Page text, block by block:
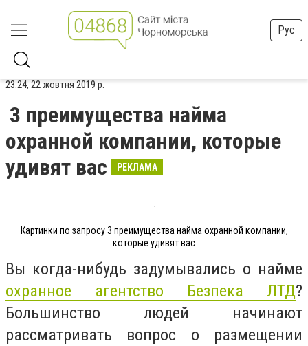
Рус
23:24, 22 жовтня 2019 р.
3 преимущества найма
охранной компании, которые
удивят вас
РЕКЛАМА
Картинки по запросу 3 преимущества найма охранной компании,
которые удивят вас
Вы когда-нибудь задумывались о найме
охранное агентство Безпека ЛТД?
Большинство людей начинают
рассматривать вопрос о размещении